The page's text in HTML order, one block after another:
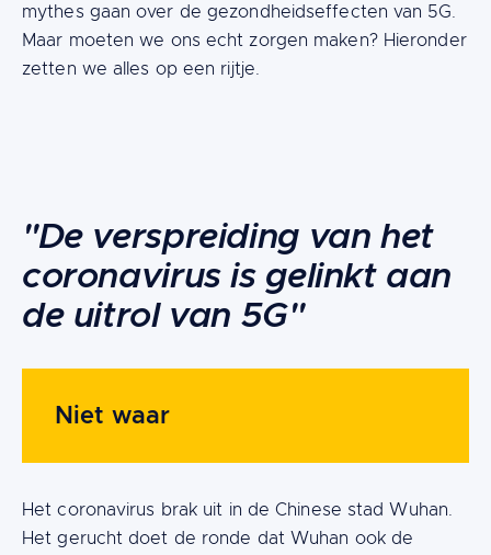
mythes gaan over de gezondheidseffecten van 5G.
Maar moeten we ons echt zorgen maken? Hieronder
zetten we alles op een rijtje.
"De verspreiding van het
coronavirus is gelinkt aan
de uitrol van 5G"
Niet waar
Het coronavirus brak uit in de Chinese stad Wuhan.
Het gerucht doet de ronde dat Wuhan ook de